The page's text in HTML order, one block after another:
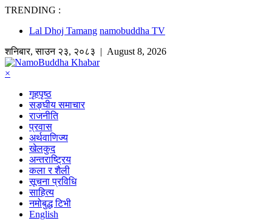
TRENDING :
Lal Dhoj Tamang namobuddha TV
शनिबार,साउन २३, २०८३ | August 8, 2026
×
गृहपृष्ठ
सङ्घीय समाचार
राजनीति
प्रवास
अर्थवाणिज्य
खेलकुद
अन्तराष्ट्रिय
कला र शैली
सूचना प्रविधि
साहित्य
नमोबुद्ध टिभी
English